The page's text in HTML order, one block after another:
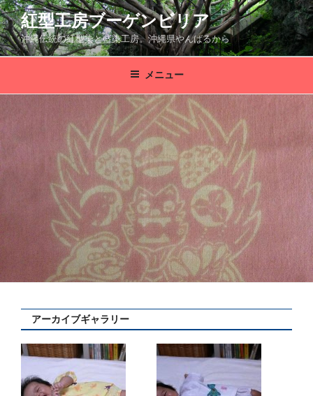
コ
ン
テ
ン
へ
キ
ッ
紅型工房ブーゲンビリア
沖縄伝統の紅型染と藍染工房。沖縄県やんばるから
メニュー
アーカイブギャラリー